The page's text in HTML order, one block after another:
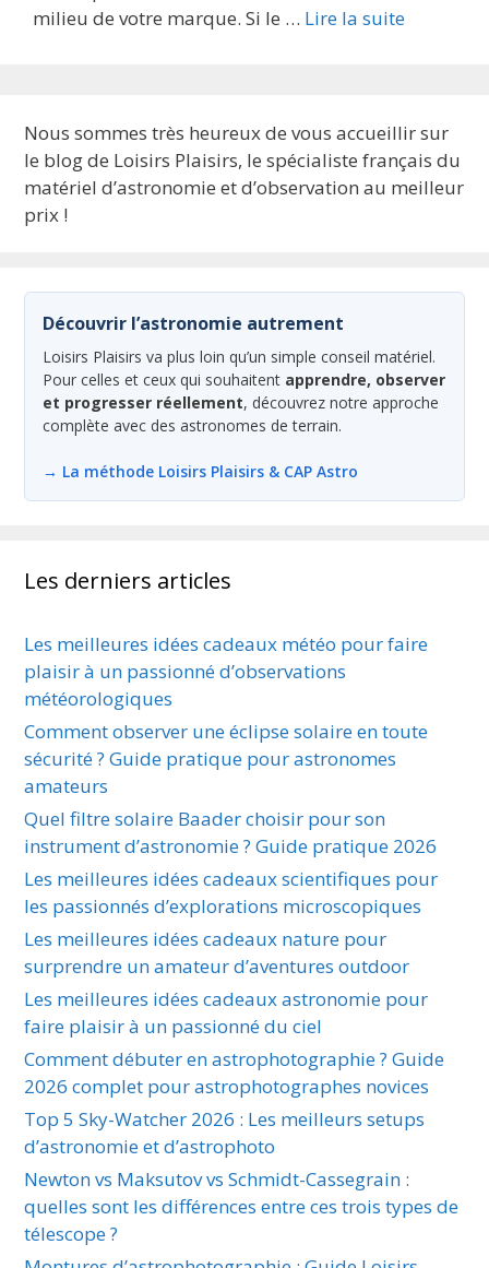
milieu de votre marque. Si le … Lire la suite
Nous sommes très heureux de vous accueillir sur
le blog de Loisirs Plaisirs, le spécialiste français du
matériel d’astronomie et d’observation au meilleur
prix !
Découvrir l’astronomie autrement
Loisirs Plaisirs va plus loin qu’un simple conseil matériel.
Pour celles et ceux qui souhaitent apprendre, observer
et progresser réellement, découvrez notre approche
complète avec des astronomes de terrain.
→ La méthode Loisirs Plaisirs & CAP Astro
Les derniers articles
Les meilleures idées cadeaux météo pour faire
plaisir à un passionné d’observations
météorologiques
Comment observer une éclipse solaire en toute
sécurité ? Guide pratique pour astronomes
amateurs
Quel filtre solaire Baader choisir pour son
instrument d’astronomie ? Guide pratique 2026
Les meilleures idées cadeaux scientifiques pour
les passionnés d’explorations microscopiques
Les meilleures idées cadeaux nature pour
surprendre un amateur d’aventures outdoor
Les meilleures idées cadeaux astronomie pour
faire plaisir à un passionné du ciel
Comment débuter en astrophotographie ? Guide
2026 complet pour astrophotographes novices
Top 5 Sky-Watcher 2026 : Les meilleurs setups
d’astronomie et d’astrophoto
Newton vs Maksutov vs Schmidt-Cassegrain :
quelles sont les différences entre ces trois types de
télescope ?